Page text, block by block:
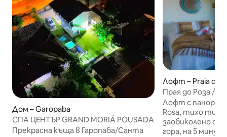
Дом – Garopaba
СПА ЦЕНТЪР GRAND MORIÁ POUSADA
Прекрасна къща в Гаропаба/Санта
Лофт – Praia do
Прая до Роза / с
Лофт с
Rosa, тихо тихо и стилно място,
заобиколено
гора, на 5